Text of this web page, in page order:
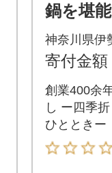
鍋を堪
[0249]
神奈川県伊
寄付金額
創業400余
し ー四季
ひとときー